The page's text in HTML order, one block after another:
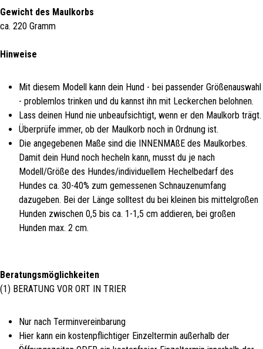
Gewicht des Maulkorbs
ca. 220 Gramm
Hinweise
Mit diesem Modell kann dein Hund - bei passender Größenauswahl
- problemlos trinken und du kannst ihn mit Leckerchen belohnen.
Lass deinen Hund nie unbeaufsichtigt, wenn er den Maulkorb trägt.
Überprüfe immer, ob der Maulkorb noch in Ordnung ist.
Die angegebenen Maße sind die INNENMAßE des Maulkorbes.
Damit dein Hund noch hecheln kann, musst du je nach
Modell/Größe des Hundes/individuellem Hechelbedarf des
Hundes ca. 30-40% zum gemessenen Schnauzenumfang
dazugeben. Bei der Länge solltest du bei kleinen bis mittelgroßen
Hunden zwischen 0,5 bis ca. 1-1,5 cm addieren, bei großen
Hunden max. 2 cm.
Beratungsmöglichkeiten
(1) BERATUNG VOR ORT IN TRIER
Nur nach Terminvereinbarung
Hier kann ein kostenpflichtiger Einzeltermin außerhalb der